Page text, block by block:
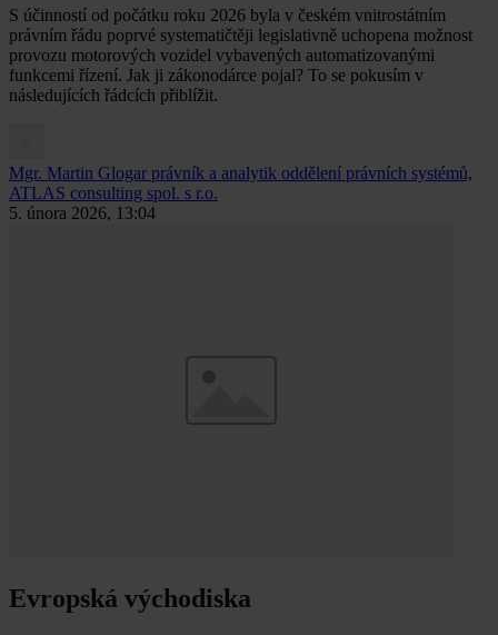
S účinností od počátku roku 2026 byla v českém vnitrostátním
právním řádu poprvé systematičtěji legislativně uchopena možnost
provozu motorových vozidel vybavených automatizovanými
funkcemi řízení. Jak ji zákonodárce pojal? To se pokusím v
následujících řádcích přiblížit.
Mgr. Martin Glogar právník a analytik oddělení právních systémů,
ATLAS consulting spol. s r.o.
5. února 2026, 13:04
Evropská východiska